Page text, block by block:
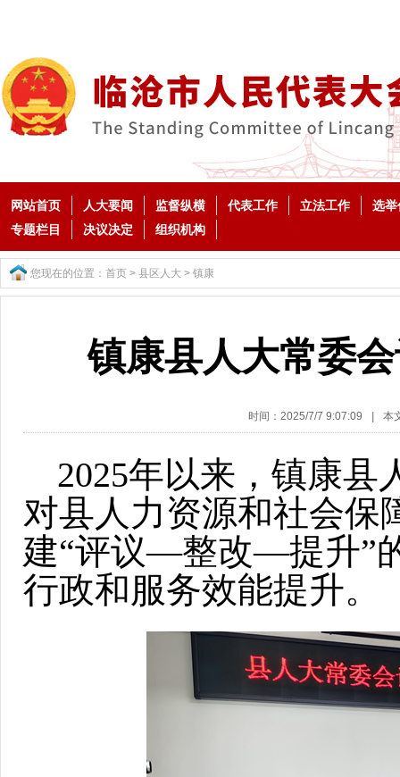
网站首页 人大要闻 监督纵横 代表工作 立法工作
选举
专题栏目
决议决定 组织机构
您现在的位置： 首页 > 县区人大 > 镇康
镇康县人大常委
时间：2025/7/7 9:07:09 本
2025年以来，镇康县
对县人力资源和社会保
建“评议—整改—提升”
行政和服务效能提升。